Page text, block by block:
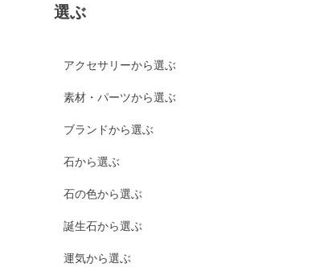
選ぶ
アクセサリーから選ぶ
素材・パーツから選ぶ
ブランドから選ぶ
石から選ぶ
石の色から選ぶ
誕生石から選ぶ
運気から選ぶ